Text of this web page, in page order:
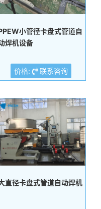
小管径卡盘式管道自
焊机设备
价格: 联系咨询
直径卡盘式管道自动焊机